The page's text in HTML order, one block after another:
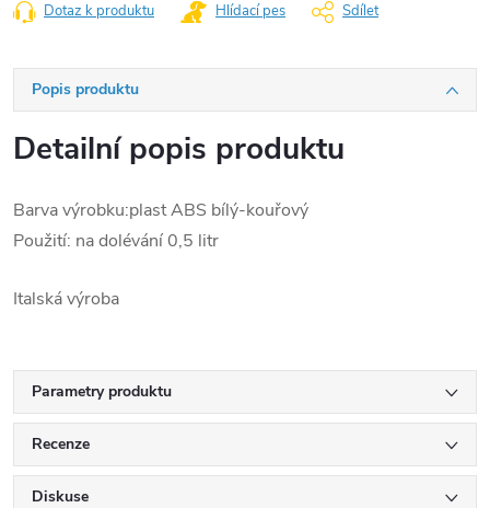
Dotaz k produktu Hlídací pes Sdílet
Popis produktu
Detailní popis produktu
Barva výrobku:plast ABS bílý-kouřový
Použití: na dolévání 0,5 litr
Italská výroba
Parametry produktu
Recenze
Diskuse